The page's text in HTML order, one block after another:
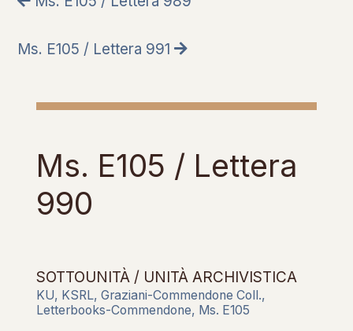
Ms. E105 / Lettera 991
Ms. E105 / Lettera
990
SOTTOUNITÀ / UNITÀ ARCHIVISTICA
KU, KSRL, Graziani-Commendone Coll.,
Letterbooks-Commendone, Ms. E105